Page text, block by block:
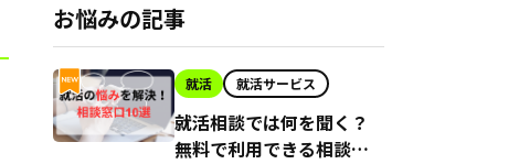
お悩みの記事
就活 就活サービス
就活相談では何を聞く？
無料で利用できる相談先